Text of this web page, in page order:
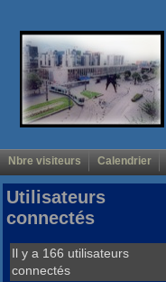
Nbre visiteurs Calendrier
Utilisateurs
connectés
Il y a 166 utilisateurs
connectés